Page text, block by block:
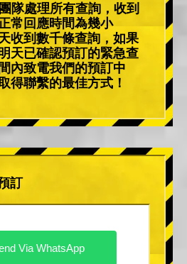
隊處理所有查詢，收到
常回應時間為幾小
收到數千條查詢，如果
天已確認預訂的緊急查
內致電我們的預訂中
得聯繫的最佳方式！
訂